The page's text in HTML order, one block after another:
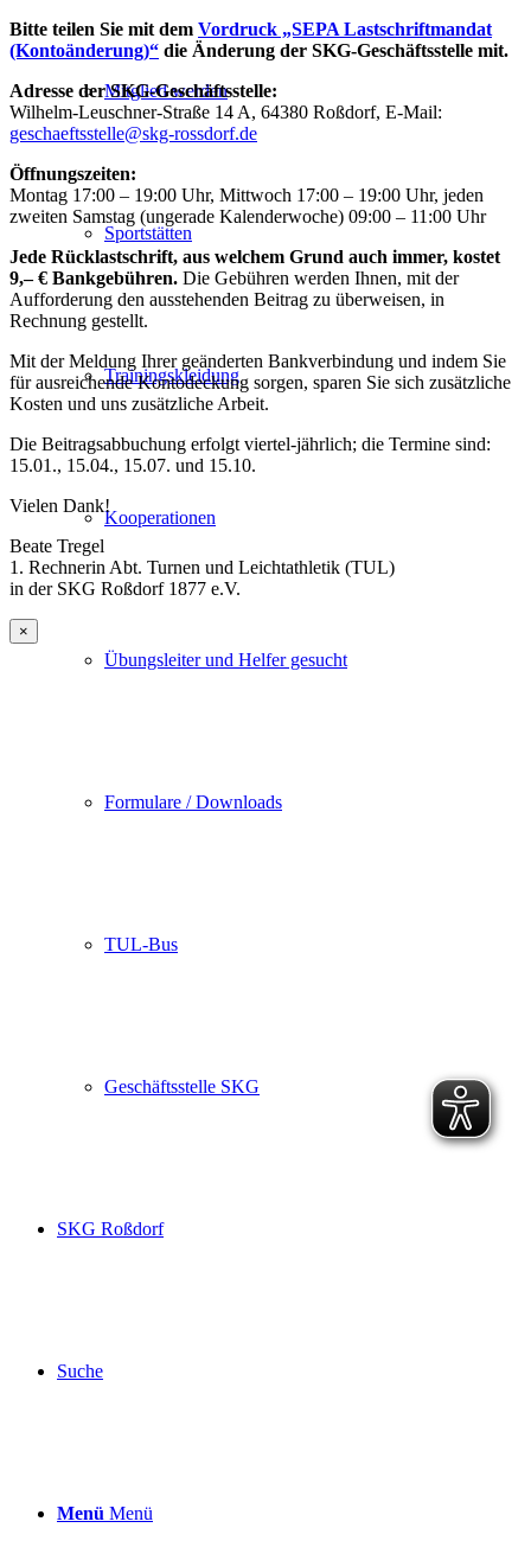
Mitglied werden
Sportstätten
Trainingskleidung
Kooperationen
Übungsleiter und Helfer gesucht
Formulare / Downloads
TUL-Bus
Geschäftsstelle SKG
SKG Roßdorf
Suche
Menü Menü
Bitte teilen Sie mit dem Vordruck „SEPA Lastschriftmandat
(Kontoänderung)“ die Änderung der SKG-Geschäftsstelle mit.
Adresse der SKG-Geschäftsstelle:
Wilhelm-Leuschner-Straße 14 A, 64380 Roßdorf, E-Mail:
geschaeftsstelle@skg-rossdorf.de
Öffnungszeiten:
Montag 17:00 – 19:00 Uhr, Mittwoch 17:00 – 19:00 Uhr, jeden
zweiten Samstag (ungerade Kalenderwoche) 09:00 – 11:00 Uhr
Jede Rücklastschrift, aus welchem Grund auch immer, kostet
9,– € Bankgebühren. Die Gebühren werden Ihnen, mit der
Aufforderung den ausstehenden Beitrag zu überweisen, in
Rechnung gestellt.
Mit der Meldung Ihrer geänderten Bankverbindung und indem Sie
für ausreichende Kontodeckung sorgen, sparen Sie sich zusätzliche
Kosten und uns zusätzliche Arbeit.
Die Beitragsabbuchung erfolgt viertel-jährlich; die Termine sind:
15.01., 15.04., 15.07. und 15.10.
Vielen Dank!
Beate Tregel
1. Rechnerin Abt. Turnen und Leichtathletik (TUL)
in der SKG Roßdorf 1877 e.V.
×